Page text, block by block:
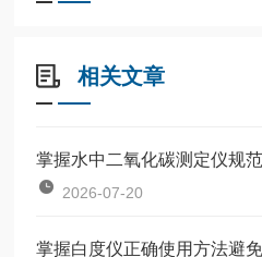
相关文章
2026-07-20